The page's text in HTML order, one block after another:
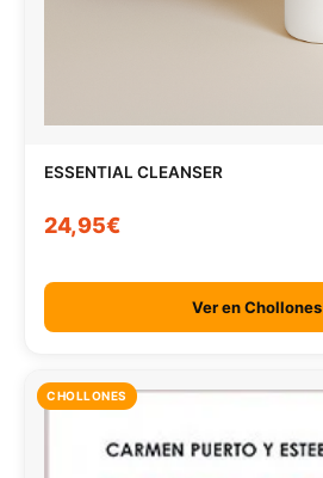
ESSENTIAL CLEANSER
24,95€
Ver en Chollones
CHOLLONES